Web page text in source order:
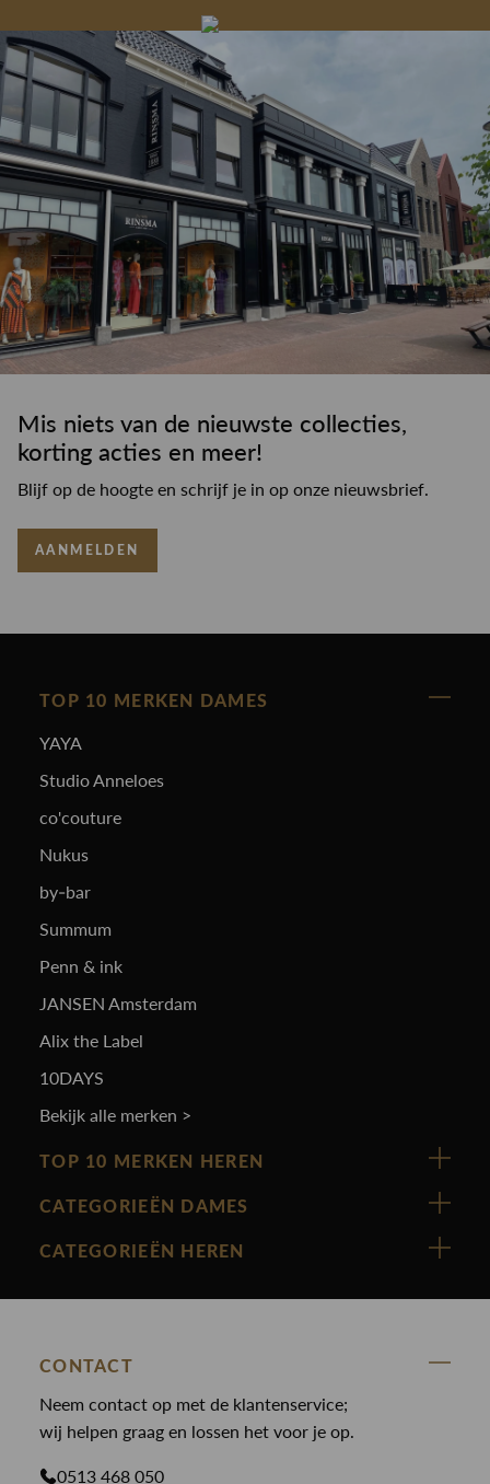
drankje
Gratis retourneren in
de winkel
Deskundig
kledingadvies
Mis niets van de nieuwste collecties,
korting acties en meer!
Blijf op de hoogte en schrijf je in op onze nieuwsbrief.
AANMELDEN
TOP 10 MERKEN DAMES
YAYA
Studio Anneloes
co'couture
Nukus
by-bar
Summum
Penn & ink
JANSEN Amsterdam
Alix the Label
10DAYS
Bekijk alle merken >
TOP 10 MERKEN HEREN
Vanguard
Cast Iron
Paul en Shark
Genti
CATEGORIEËN DAMES
Nieuw binnen
Blouses
Broeken
Gilets
Jassen
CATEGORIEËN HEREN
Broeken
Colberts
Giftcards
Jassen
CONTACT
Neem contact op met de klantenservice;
wij helpen graag en lossen het voor je op.
0513 468 050